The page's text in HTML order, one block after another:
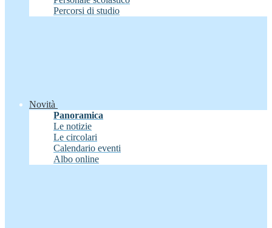
Percorsi di studio
Novità
Panoramica
Le notizie
Le circolari
Calendario eventi
Albo online